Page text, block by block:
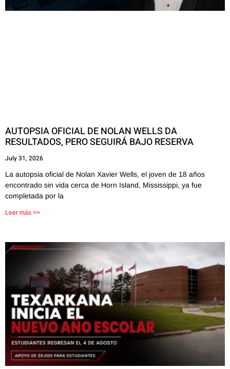
AUTOPSIA OFICIAL DE NOLAN WELLS DA
RESULTADOS, PERO SEGUIRÁ BAJO RESERVA
July 31, 2026
La autopsia oficial de Nolan Xavier Wells, el joven de 18 años
encontrado sin vida cerca de Horn Island, Mississippi, ya fue
completada por la
Leer más >>